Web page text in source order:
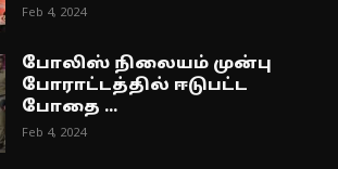
Feb 4, 2024
போலிஸ் நிலையம் முன்பு
போராட்டத்தில் ஈடுபட்ட
போதை ...
Feb 4, 2024